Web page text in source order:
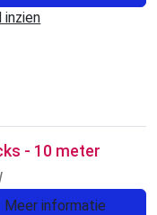
inzien
- 10 meter
Meer informatie